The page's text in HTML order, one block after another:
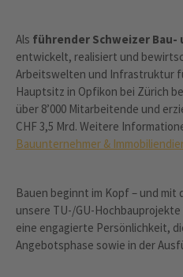
Als führender Schweizer
entwickelt, realisiert und
Arbeitswelten und Infrastruktur
Hauptsitz in Opfikon bei Zürich
über 8’000 Mitarbeitende und
CHF 3,5 Mrd. Weitere
Bauunternehmer &
Bauen beginnt im Kopf – und
unsere TU-/GU-
eine engagierte Persönlichkeit,
Angebotsphase sowie in der